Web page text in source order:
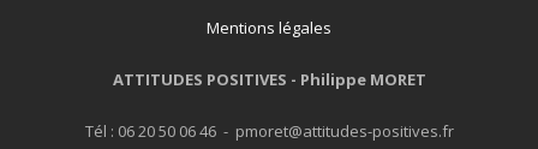
Mentions légales
ATTITUDES POSITIVES - Philippe MORET
Tél : 06 20 50 06 46 - pmoret@attitudes-positives.fr